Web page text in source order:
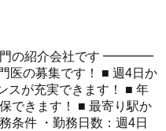
の紹介会社です ━━━━
医の募集です！ ■ 週4日か
スが充実できます！ ■ 年
できます！ ■ 最寄り駅か
条件 ・勤務日数：週4日